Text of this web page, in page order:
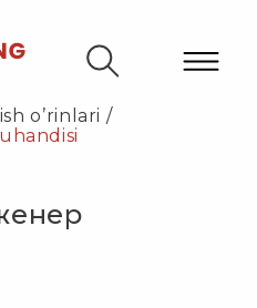
o’rinlari /